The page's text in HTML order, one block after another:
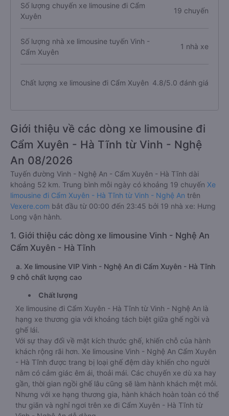
Số lượng chuyến xe limousine đi Cẩm
Xuyên
19 chuyến
Số lượng nhà xe limousine tuyến Vinh -
Cẩm Xuyên
1 nhà xe
Chất lượng xe limousine đi Cẩm Xuyên 4.8/5.0 đánh giá
Giới thiệu về các dòng xe limousine đi
Cẩm Xuyên - Hà Tĩnh từ Vinh - Nghệ
An 08/2026
Tuyến đường Vinh - Nghệ An - Cẩm Xuyên - Hà Tĩnh dài
khoảng 52 km. Trung bình mỗi ngày có khoảng 19 chuyến Xe
limousine đi Cẩm Xuyên - Hà Tĩnh từ Vinh - Nghệ An trên
Vexere.com bắt đầu từ 00:00 đến 23:45 bởi 19 nhà xe: Hưng
Long vận hành.
1. Giới thiệu các dòng xe limousine Vinh - Nghệ An
Cẩm Xuyên - Hà Tĩnh
a. Xe limousine VIP Vinh - Nghệ An đi Cẩm Xuyên - Hà Tĩnh
9 chỗ chất lượng cao
Chất lượng
Xe limousine đi Cẩm Xuyên - Hà Tĩnh từ Vinh - Nghệ An là
hạng xe thương gia với khoảng tách biệt giữa ghế ngồi và
ghế lái.
Với sự thay đổi về mặt kích thước ghế, khiến chỗ của hành
khách rộng rãi hơn. Xe limousine Vinh - Nghệ An Cẩm Xuyên
- Hà Tĩnh được trang bị loại ghế đệm dày khiến cho người
nằm có cảm giác êm ái, thoải mái. Các chuyến xe dù xa hay
gần, thời gian ngồi ghế lâu cũng sẽ làm hành khách mệt mỏi.
Nhưng với xe hạng thương gia, hành khách hoàn toàn có thể
thư giãn và nghỉ ngơi trên xe đi Cẩm Xuyên - Hà Tĩnh từ